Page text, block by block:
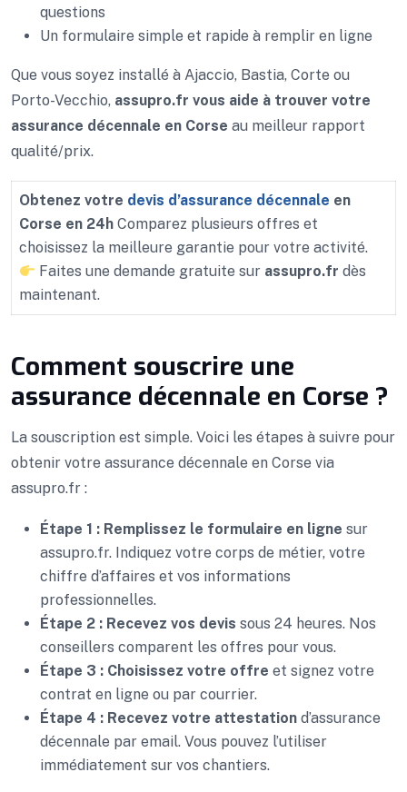
questions
Un formulaire simple et rapide à remplir en ligne
Que vous soyez installé à Ajaccio, Bastia, Corte ou
Porto-Vecchio, assupro.fr vous aide à trouver votre
assurance décennale en Corse au meilleur rapport
qualité/prix.
Obtenez votre devis d’assurance décennale en
Corse en 24h Comparez plusieurs offres et
choisissez la meilleure garantie pour votre activité.
Faites une demande gratuite sur assupro.fr dès
maintenant.
Comment souscrire une
assurance décennale en Corse ?
La souscription est simple. Voici les étapes à suivre pour
obtenir votre assurance décennale en Corse via
assupro.fr :
Étape 1 : Remplissez le formulaire en ligne sur
assupro.fr. Indiquez votre corps de métier, votre
chiffre d’affaires et vos informations
professionnelles.
Étape 2 : Recevez vos devis sous 24 heures. Nos
conseillers comparent les offres pour vous.
Étape 3 : Choisissez votre offre et signez votre
contrat en ligne ou par courrier.
Étape 4 : Recevez votre attestation d’assurance
décennale par email. Vous pouvez l’utiliser
immédiatement sur vos chantiers.